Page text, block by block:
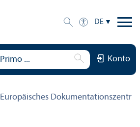
DE
Konto
Europäisches